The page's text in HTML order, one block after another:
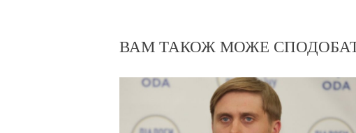
ВАМ ТАКОЖ МОЖЕ